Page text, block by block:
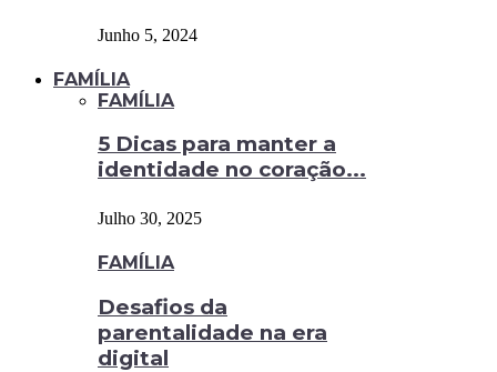
Junho 5, 2024
FAMÍLIA
FAMÍLIA
5 Dicas para manter a
identidade no coração...
Julho 30, 2025
FAMÍLIA
Desafios da
parentalidade na era
digital